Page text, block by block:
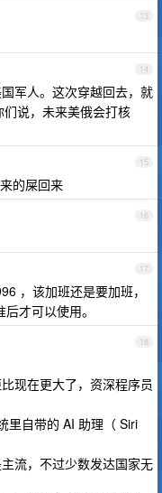
13
14
军人。这次穿越回去，就
说，未来美俄会打核
15
的屎回来
16
17
，该加班还是要加班，
才可以使用。
18
现在更大了，资深程序员
里自带的 AI 助理（ Siri
流，不过少数发达国家无